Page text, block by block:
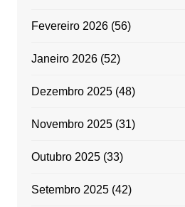
Fevereiro 2026(56)
Janeiro 2026(52)
Dezembro 2025(48)
Novembro 2025(31)
Outubro 2025(33)
Setembro 2025(42)